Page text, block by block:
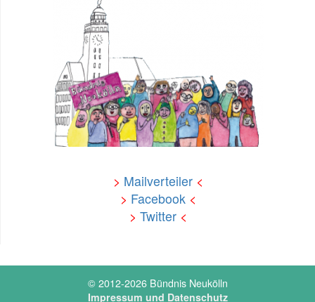
> Mailverteiler <
> Facebook <
> Twitter <
© 2012-2026 Bündnis Neukölln
Impressum und Datenschutz